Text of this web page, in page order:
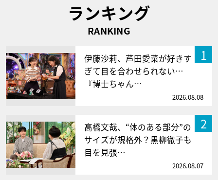
ランキング
RANKING
1
伊藤沙莉、芦田愛菜が好きす
ぎて目を合わせられない…
『博士ちゃん…
2026.08.08
2
高橋文哉、“体のある部分”の
サイズが規格外？黒柳徹子も
目を見張…
2026.08.07